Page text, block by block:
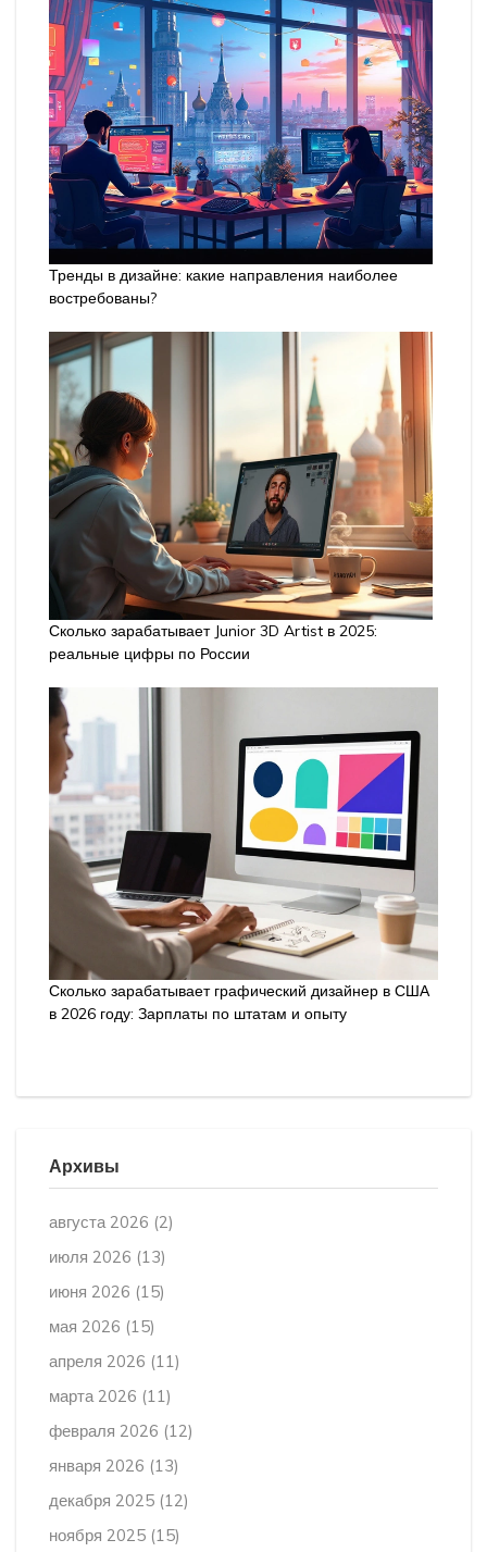
Тренды в дизайне: какие направления наиболее
востребованы?
Сколько зарабатывает Junior 3D Artist в 2025:
реальные цифры по России
Сколько зарабатывает графический дизайнер в США
в 2026 году: Зарплаты по штатам и опыту
Архивы
августа 2026 (2)
июля 2026 (13)
июня 2026 (15)
мая 2026 (15)
апреля 2026 (11)
марта 2026 (11)
февраля 2026 (12)
января 2026 (13)
декабря 2025 (12)
ноября 2025 (15)